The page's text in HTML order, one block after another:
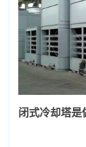
闭式冷却塔是